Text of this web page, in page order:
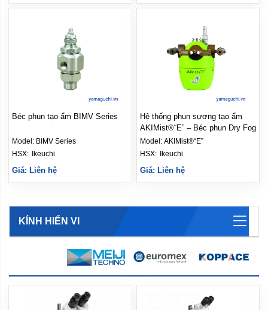
Béc phun tạo ẩm BIMV Series
Model: BIMV Series
Ikeuchi
Giá: Liên hệ
Hệ thống phun sương tạo ẩm
AKIMist®“E” – Béc phun Dry Fog
Model: AKIMist®“E”
HSX: Ikeuchi
Giá: Liên hệ
KÍNH HIỂN VI